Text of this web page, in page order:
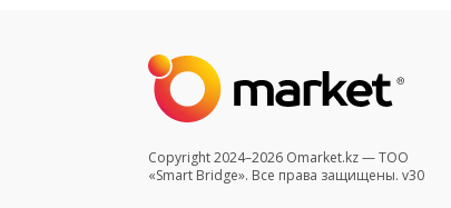
Copyright 2024–2026 Omarket.kz — ТОО
«Smart Bridge». Все права защищены. v30